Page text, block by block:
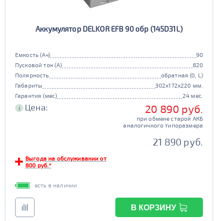
Аккумулятор DELKOR EFB 90 обр (145D31L)
Емкость (Ач)
90
Пусковой ток (А)
820
Полярность
обратная (0, L)
Габариты
302x172x220 мм.
Гарантия (мес)
24 мес.
i Цена: 20 890 руб.
при обмене старой АКБ
аналогичного типоразмера
21 890 руб.
Выгода на обслуживании от
800 руб.*
есть в наличии
В КОРЗИНУ